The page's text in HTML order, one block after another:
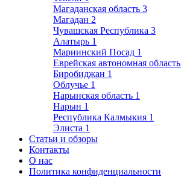
Магаданская область 3
Магадан 2
Чувашская Республика 3
Алатырь 1
Мариинский Посад 1
Еврейская автономная область
Биробиджан 1
Облучье 1
Нарынская область 1
Нарын 1
Республика Калмыкия 1
Элиста 1
Статьи и обзоры
Контакты
О нас
Политика конфиденциальности